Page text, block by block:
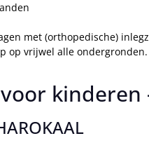
met (orthopedische)
op vrijwel alle ondergronden.
voor